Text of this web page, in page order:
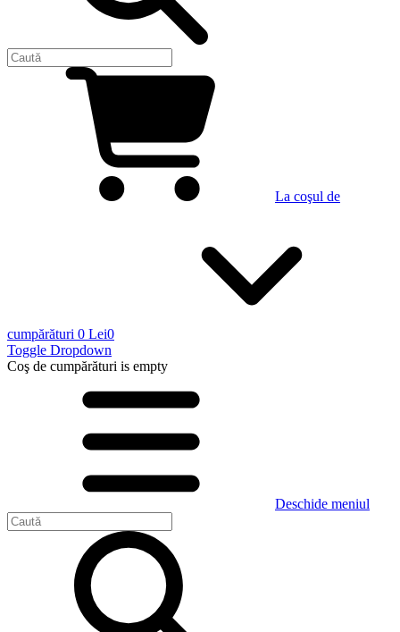
La coşul de
cumpărături 0 Lei0
Toggle Dropdown
Coş de cumpărături is empty
Deschide meniul